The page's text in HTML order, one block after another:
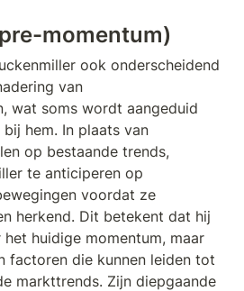
momentum)
ook onderscheidend
van
wat soms wordt aangeduid
hem. In plaats van
op bestaande trends,
te anticiperen op
voordat ze
herkend. Dit betekent dat hij
huidige momentum, maar
factoren die kunnen leiden tot
markttrends. Zijn diepgaande